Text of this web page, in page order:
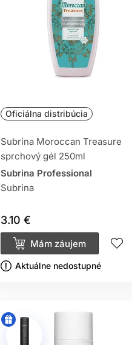
Oficiálna distribúcia
Subrina Moroccan Treasure
sprchový gél 250ml
Subrina Professional
Subrina
3.10 €
Mám záujem
Aktuálne nedostupné